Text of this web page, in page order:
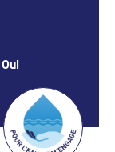
Oui